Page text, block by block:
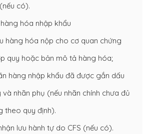
có).
hóa nhập khẩu
hàng hóa nộp cho cơ quan chứng
quy hoặc bản mô tả hàng hóa;
hàng nhập khẩu đã được gắn dấu
và nhãn phụ (nếu nhãn chính chưa đủ
theo quy định).
lưu hành tự do CFS (nếu có).